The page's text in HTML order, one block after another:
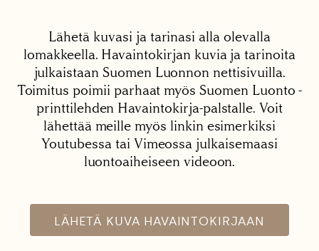
Lähetä kuvasi ja tarinasi alla olevalla
lomakkeella. Havaintokirjan kuvia ja tarinoita
julkaistaan Suomen Luonnon nettisivuilla.
Toimitus poimii parhaat myös Suomen Luonto -
printtilehden Havaintokirja-palstalle. Voit
lähettää meille myös linkin esimerkiksi
Youtubessa tai Vimeossa julkaisemaasi
luontoaiheiseen videoon.
LÄHETÄ KUVA HAVAINTOKIRJAAN